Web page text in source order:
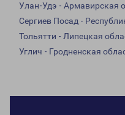
Улан-Удэ - Армавирская
Сергиев Посад -
Тольятти - Липецкая
Углич - Гродненская